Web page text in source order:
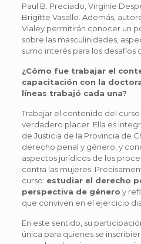
Paul B. Preciado, Virginie
Brigitte Vasallo. Además,
Vialey permitirán conocer un
sobre las masculinidades,
sumo interés para los desafíos
¿Cómo fue trabajar el
capacitación con la
líneas trabajó cada una?
Trabajar el contenido del
verdadero placer. Ella es
de Justicia de la Provincia de
derecho penal y género, y
aspectos jurídicos de los
contra las mujeres.
curso: estudiar el derecho
perspectiva de género y
que conviven en el ejercicio
En este sentido, su
única para quienes se